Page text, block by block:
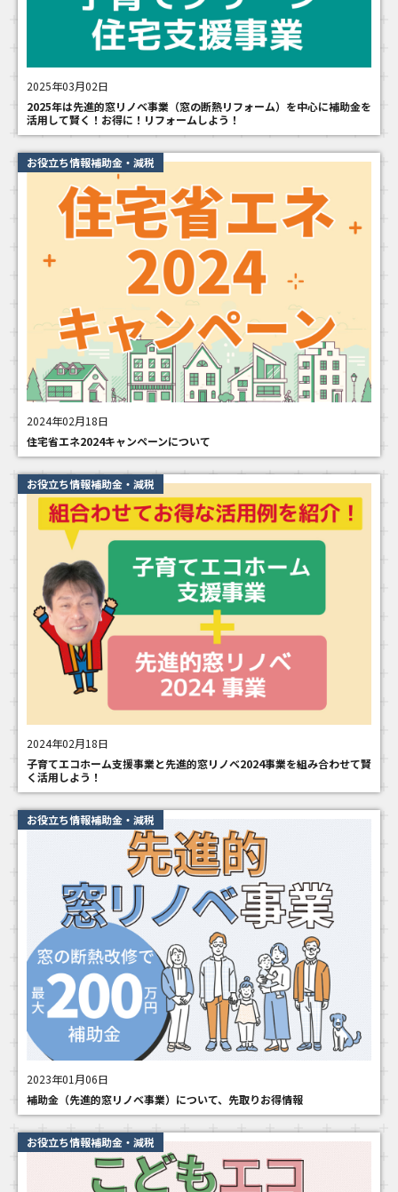
2025年03月02日
2025年は先進的窓リノベ事業（窓の断熱リフォーム）を中心に補助金を
活用して賢く！お得に！リフォームしよう！
お役立ち情報補助金・減税
2024年02月18日
住宅省エネ2024キャンペーンについて
お役立ち情報補助金・減税
2024年02月18日
子育てエコホーム支援事業と先進的窓リノベ2024事業を組み合わせて賢
く活用しよう！
お役立ち情報補助金・減税
2023年01月06日
補助金（先進的窓リノベ事業）について、先取りお得情報
お役立ち情報補助金・減税